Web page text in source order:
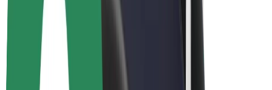
Οδηγοί
Απολαβές οδηγών
Διανομείς
Απολαβές διανομέων